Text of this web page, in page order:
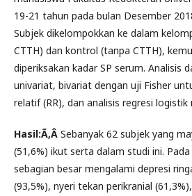
19-21 tahun pada bulan Desember
Subjek dikelompokkan ke dalam
CTTH) dan kontrol (tanpa CTTH),
diperiksakan kadar SP serum. Analisis
univariat, bivariat dengan uji Fisher
relatif (RR), dan analisis regresi
Hasil:Ã‚Â Sebanyak 62 subjek yang
(51,6%) ikut serta dalam studi ini.
sebagian besar mengalami depresi
(93,5%), nyeri tekan perikranial